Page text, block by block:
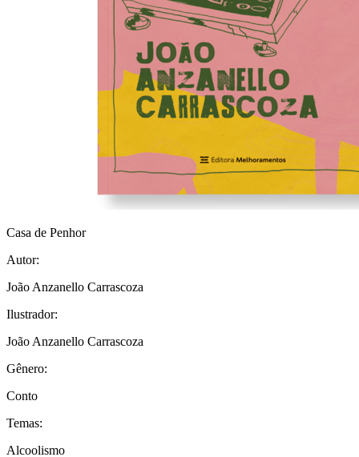
Casa de Penhor
Autor:
João Anzanello Carrascoza
Ilustrador:
João Anzanello Carrascoza
Gênero:
Conto
Temas:
Alcoolismo